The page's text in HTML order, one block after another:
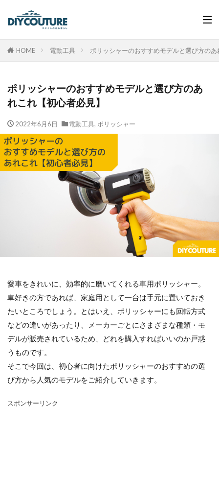
HOME 電動工具 ポリッシャーのおすすめモデルと選び方の
ポリッシャーのおすすめモデルと選び方のあ
れこれ【初心者必見】
2022年6月6日 電動工具, ポリッシャー
愛車をきれいに、効率的に磨いてくれる車用ポリッシャー。
車好きの方であれば、家庭用として一台は手元に置いておき
たいところでしょう。とはいえ、ポリッシャーにも回転方式
などの違いがあったり、メーカーごとにさまざまな種類・モ
デルが販売されているため、どれを購入すればいいのか戸惑
うものです。
そこで今回は、初心者に向けたポリッシャーのおすすめの選
び方から人気のモデルをご紹介していきます。
スポンサーリンク